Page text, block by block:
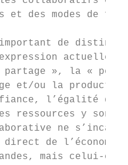
et des modes de
de
actuelle
», la « peer-
et/ou la
l’égalité des
ressources y
ne
de
mais celui-ci